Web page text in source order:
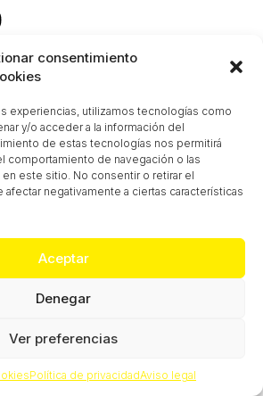
consentimiento
experiencias, utilizamos tecnologías como
y/o acceder a la información del
de estas tecnologías nos permitirá
comportamiento de navegación o las
este sitio. No consentir o retirar el
negativamente a ciertas características
Aceptar
Denegar
Ver preferencias
Política de privacidadAviso legal